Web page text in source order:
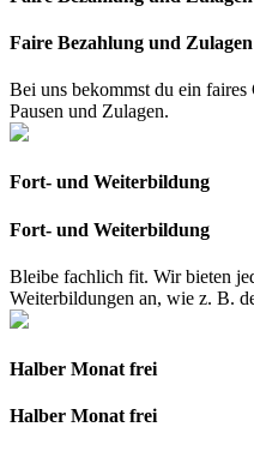
Faire Bezahlung und Zulagen
Bei uns bekommst du ein
Pausen und Zulagen.
Fort- und Weiterbildung
Fort- und Weiterbildung
Bleibe fachlich fit. Wir bieten
Weiterbildungen an, wie z. B.
Halber Monat frei
Halber Monat frei